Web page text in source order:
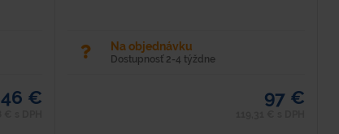
46 €
Na objednávku
Dostupnosť 2-4 týždne
97 €